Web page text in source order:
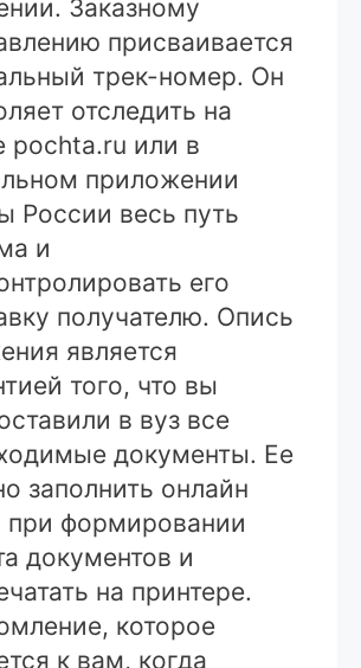
Заказному
присваивается
трек-номер. Он
отследить на
pochta.ru или в
приложении
России весь путь
и
его
получателю. Опись
является
того, что вы
в вуз все
документы. Ее
заполнить онлайн
формировании
документов и
на принтере.
которое
к вам, когда